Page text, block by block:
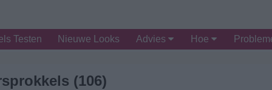
Testen Nieuwe Looks Advies Hoe
(106)